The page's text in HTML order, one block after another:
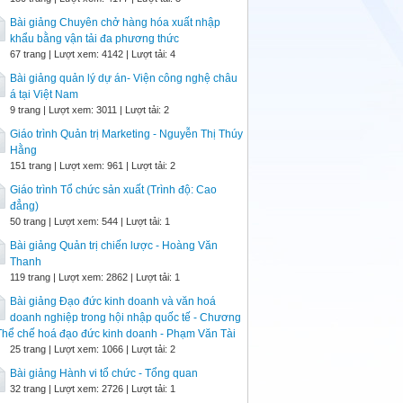
Bài giảng Chuyên chở hàng hóa xuất nhập
khẩu bằng vận tải đa phương thức
67 trang | Lượt xem: 4142 | Lượt tải: 4
Bài giảng quản lý dự án- Viện công nghệ châu
á tại Việt Nam
9 trang | Lượt xem: 3011 | Lượt tải: 2
Giáo trình Quản trị Marketing - Nguyễn Thị Thúy
Hằng
151 trang | Lượt xem: 961 | Lượt tải: 2
Giáo trình Tổ chức sản xuất (Trình độ: Cao
đẳng)
50 trang | Lượt xem: 544 | Lượt tải: 1
Bài giảng Quản trị chiến lược - Hoàng Văn
Thanh
119 trang | Lượt xem: 2862 | Lượt tải: 1
Bài giảng Đạo đức kinh doanh và văn hoá
doanh nghiệp trong hội nhập quốc tế - Chương
chế hoá đạo đức kinh doanh - Phạm Văn Tài
25 trang | Lượt xem: 1066 | Lượt tải: 2
Bài giảng Hành vi tổ chức - Tổng quan
32 trang | Lượt xem: 2726 | Lượt tải: 1